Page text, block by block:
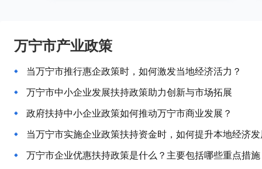
万宁市产业政策
当万宁市推行惠企政策时，如何激发当地经济活力？
万宁市中小企业发展扶持政策助力创新与市场拓展
政府扶持中小企业政策如何推动万宁市商业发展？
当万宁市实施企业政策扶持资金时，如何提升本地经济
万宁市企业优惠扶持政策是什么？主要包括哪些重点措